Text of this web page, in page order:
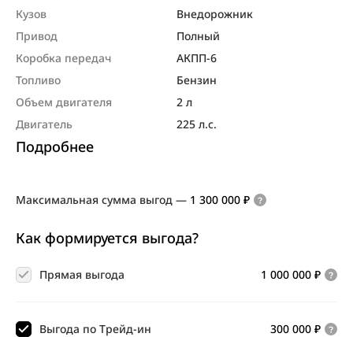
Кузов
Внедорож­ник
Привод
Полный
Коробка передач
АКПП-6
Топливо
Бензин
Объем двигателя
2 л
Двигатель
225 л.с.
Подробнее
Максимальная сумма выгод — 1 300 000 ₽
Как формируется выгода?
1 000 000 ₽
Прямая выгода
300 000 ₽
Выгода по Трейд-ин